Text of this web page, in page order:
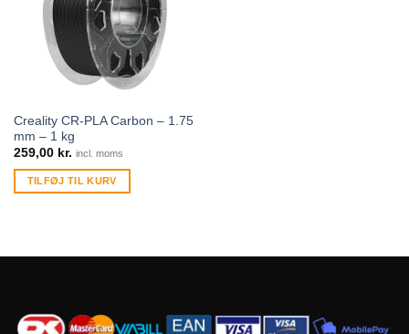
Creality CR-PLA Carbon – 1.75
mm – 1 kg
259,00 kr. incl. moms
TILFØJ TIL KURV